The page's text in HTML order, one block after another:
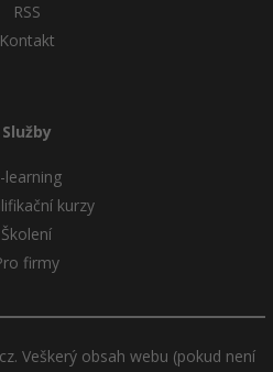
RSS
Kontakt
Služby
learning
kurzy
Školení
firmy
Veškerý obsah webu (pokud není